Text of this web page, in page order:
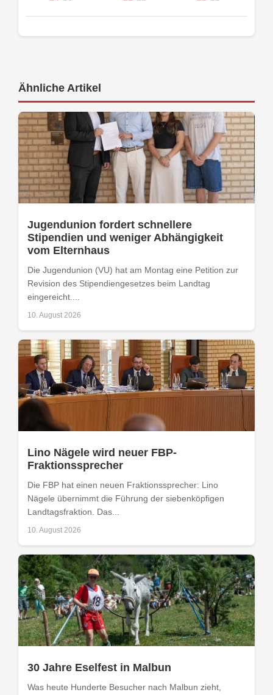
Ähnliche Artikel
Jugendunion fordert schnellere
Stipendien und weniger Abhängigkeit
vom Elternhaus
Die Jugendunion (VU) hat am Montag eine Petition zur
Revision des Stipendiengesetzes beim Landtag
eingereicht....
10. August 2026
Lino Nägele wird neuer FBP-
Fraktionssprecher
Die FBP hat einen neuen Fraktionssprecher: Lino
Nägele übernimmt die Führung der siebenköpfigen
Landtagsfraktion. Das...
10. August 2026
30 Jahre Eselfest in Malbun
Was heute Hunderte Besucher nach Malbun zieht,